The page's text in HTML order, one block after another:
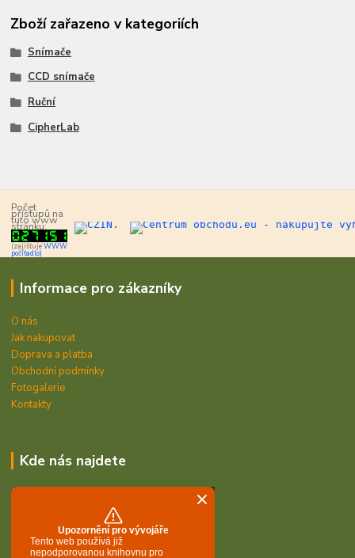
Zboží zařazeno v kategoriích
Snímače
CCD snímače
Ruční
CipherLab
Počet
přístupů na
tuto www
stránku:
(zajišťujeWWW
počítadlo)
Informace pro zákazníky
O nás
Jak nakupovat
Doprava a platba
Obchodní podmínky
Fotogalerie
Kontakty
Kde nás najdete